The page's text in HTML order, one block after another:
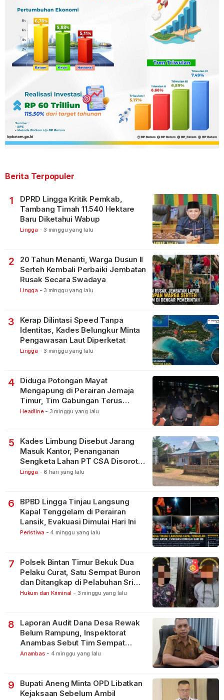
Berita Terpopuler
1
DPRD Lingga Kritik Pemkab,
Tambang Timah 11.540 Hektare
Baru Diketahui Wabup
Lingga - 3 minggu yang lalu
2
20 Tahun Menanti, Warga Dusun II
Serteh Kembali Perbaiki Jembatan
Rusak Secara Swadaya
Lingga - 3 minggu yang lalu
3
Kerap Dilintasi Speed Tanpa
Identitas, Kades Belungkur Minta
Pengawasan Laut Diperketat
Lingga - 3 minggu yang lalu
4
Diduga Potongan Mayat
Mengapung di Perairan Jemaja
Timur, Tim Gabungan Terus
Lakukan Pencarian
Headline - 3 minggu yang lalu
5
Kades Limbung Disebut Jarang
Masuk Kantor, Penanganan
Sengketa Lahan PT CSA Disorot
Warga
Lingga - 6 hari yang lalu
6
BPBD Lingga Tinjau Langsung
Kapal Tenggelam di Perairan
Lansik, Evakuasi Dimulai Hari Ini
Peristiwa - 4 minggu yang lalu
7
Polsek Bintan Timur Bekuk Dua
Pelaku Curat, Satu Sempat Buron
dan Ditangkap di Pelabuhan Sri
Bintan Pura
Hukum dan Kriminal - 3 minggu yang lalu
8
Laporan Audit Dana Desa Rewak
Belum Rampung, Inspektorat
Anambas Sebut Tim Sempat
Terbagi Tangani Kasus Lain
Anambas - 4 minggu yang lalu
9
Bupati Aneng Minta OPD Libatkan
Kejaksaan Sebelum Ambil